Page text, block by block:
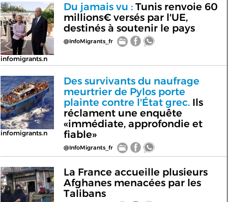
infomigrants.n
Du jamais vu :Tunis renvoie 60
millions€ versés par l'UE,
destinés à soutenir le pays
@InfoMigrants_fr
infomigrants.n
Des survivants du naufrage
meurtrier de Pylos porte
plainte contre l'État grec.Ils
réclament une enquête
«immédiate, approfondie et
fiable»
@InfoMigrants_fr
La France accueille plusieurs
Afghanes menacées par les
Talibans